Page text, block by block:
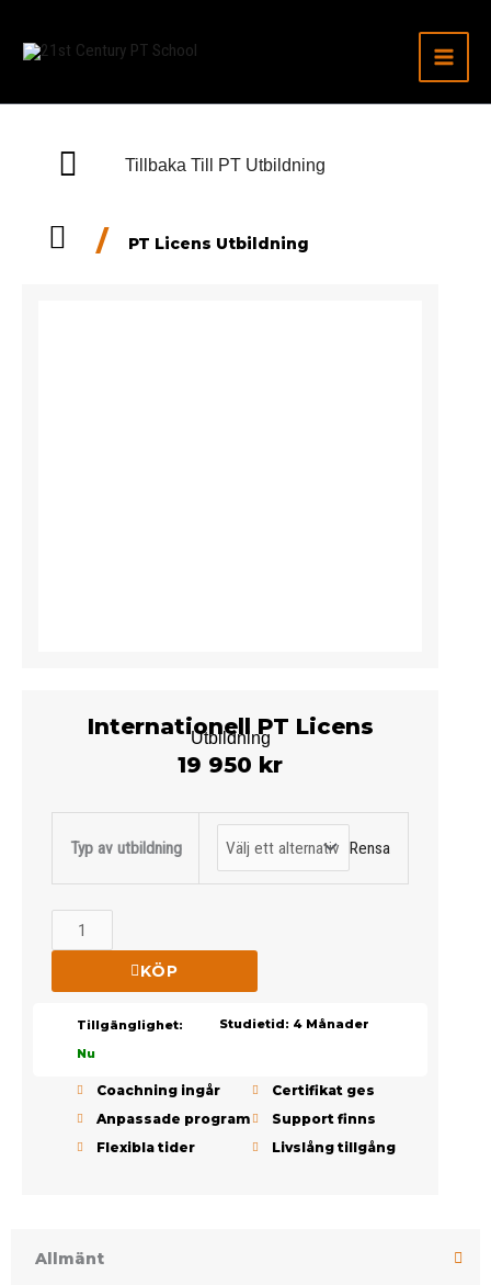
Tillbaka Till PT Utbildning
/ PT Licens Utbildning
Internationell PT Licens
Utbildning
19 950 kr
Typ av utbildning Rensa
Licens
Utbildning
mängd
KÖP
Tillgänglighet:
Nu
Studietid: 4 Månader
Coachning ingår
Anpassade program
Flexibla tider
Certifikat ges
Support finns
Livslång tillgång
Allmänt